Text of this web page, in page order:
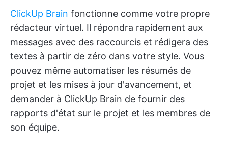
ClickUp Brain fonctionne comme votre propre
rédacteur virtuel. Il répondra rapidement aux
messages avec des raccourcis et rédigera des
textes à partir de zéro dans votre style. Vous
pouvez même automatiser les résumés de
projet et les mises à jour d'avancement, et
demander à ClickUp Brain de fournir des
rapports d'état sur le projet et les membres de
son équipe.